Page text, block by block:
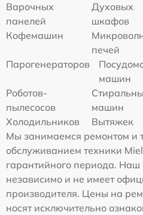
Варочных
панелей
Духовых
шкафов
Кофемашин
печей
Парогенераторов
машин
Роботов-
пылесосов
машин
Холодильников
Вытяжек
Мы занимаемся ремонтом и
обслуживанием техники
гарантийного периода. Наш
независимо и не имеет
производителя. Цены на
носят исключительно